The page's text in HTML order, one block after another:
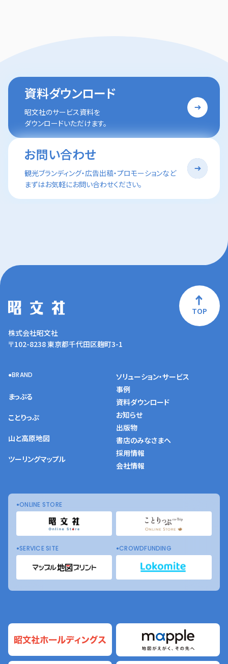
資料ダウンロード
昭文社のサービス資料を
ダウンロードいただけます。
お問い合わせ
観光ブランディング・広告出稿・プロモーションなど
まずはお気軽にお問い合わせください。
TOP
株式会社昭文社
〒102-8238 東京都千代田区麹町3-1
BRAND
まっぷる
ことりっぷ
山と高原地図
ツーリングマップル
ソリューション・サービス
事例
資料ダウンロード
お知らせ
出版物
書店のみなさまへ
採用情報
会社情報
ONLINE STORE
SERVICE SITE CROWDFUNDING